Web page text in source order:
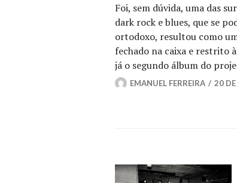
Foi, sem dúvida, uma das
dark rock e blues, que se
ortodoxo, resultou como
fechado na caixa e restrito
já o segundo álbum do
EMANUEL FERREIRA 20